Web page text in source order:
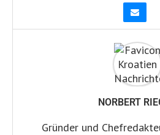
NORBERT
Gründer und